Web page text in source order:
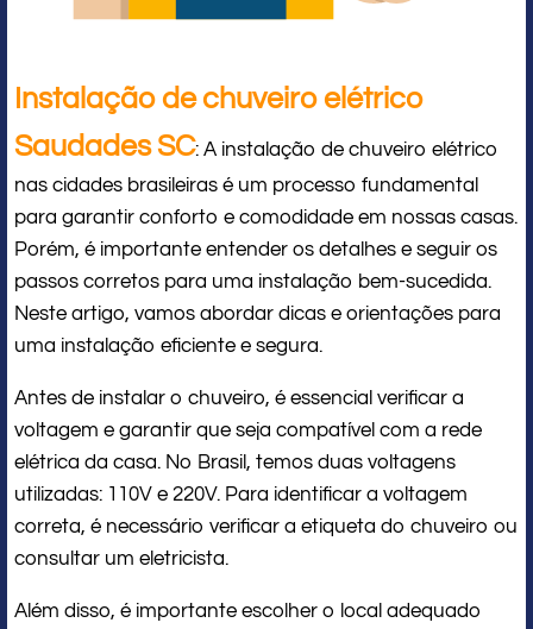
Instalação de chuveiro elétrico
Saudades SC: A instalação de chuveiro elétrico
nas cidades brasileiras é um processo fundamental
para garantir conforto e comodidade em nossas casas.
Porém, é importante entender os detalhes e seguir os
passos corretos para uma instalação bem-sucedida.
Neste artigo, vamos abordar dicas e orientações para
uma instalação eficiente e segura.
Antes de instalar o chuveiro, é essencial verificar a
voltagem e garantir que seja compatível com a rede
elétrica da casa. No Brasil, temos duas voltagens
utilizadas: 110V e 220V. Para identificar a voltagem
correta, é necessário verificar a etiqueta do chuveiro ou
consultar um eletricista.
Além disso, é importante escolher o local adequado